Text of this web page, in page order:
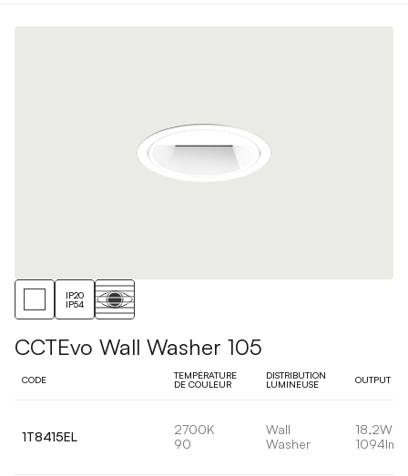
IP20
IP54
CCTEvo Wall Washer 105
CODE
TEMPÉRATURE
DE COULEUR
DISTRIBUTION
LUMINEUSE
OUTPUT
1T8415EL
2700K
90
Wall
Washer
18,2W
1094lm